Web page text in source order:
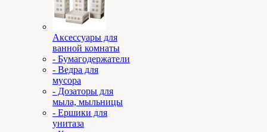
Аксессуары для
ванной комнаты
- Бумагодержатели
- Ведра для
мусора
- Дозаторы для
мыла, мыльницы
- Ершики для
унитаза